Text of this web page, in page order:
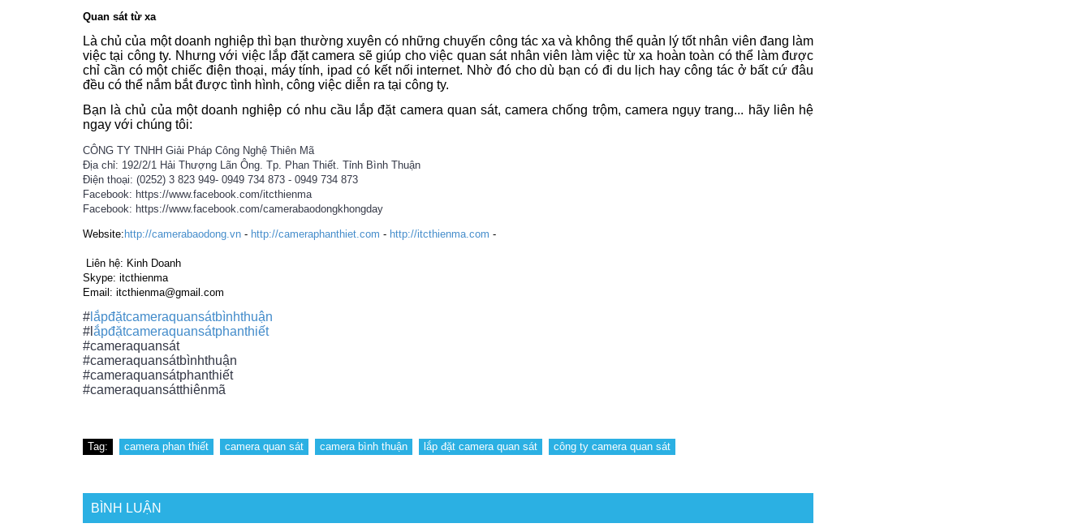
Quan sát từ xa
Là chủ của một doanh nghiệp thì bạn thường xuyên có những chuyến công tác xa và không thể quản lý tốt nhân viên đang làm
việc tại công ty. Nhưng với việc lắp đặt camera sẽ giúp cho việc quan sát nhân viên làm việc từ xa hoàn toàn có thể làm được
chỉ cần có một chiếc điện thoại, máy tính, ipad có kết nối internet. Nhờ đó cho dù bạn có đi du lịch hay công tác ở bất cứ đâu
đều có thể nắm bắt được tình hình, công việc diễn ra tại công ty.
Bạn là chủ của một doanh nghiệp có nhu cầu lắp đặt camera quan sát, camera chống trộm, camera ngụy trang... hãy liên hệ
ngay với chúng tôi:
CÔNG TY TNHH Giải Pháp Công Nghệ Thiên Mã
Địa chỉ: 192/2/1 Hải Thượng Lãn Ông. Tp. Phan Thiết. Tỉnh Bình Thuận
Điện thoại: (0252) 3 823 949- 0949 734 873 - 0949 734 873
Facebook: https://www.facebook.com/itcthienma
Facebook: https://www.facebook.com/camerabaodongkhongday
Website: http://camerabaodong.vn - http://cameraphanthiet.com - http://itcthienma.com -
Liên hệ: Kinh Doanh
Skype: itcthienma
Email: itcthienma@gmail.com
# lắpđặtcameraquansátbìnhthuận
#l ắpđặtcameraquansátphanthiết
#cameraquansát
#cameraquansátbìnhthuận
#cameraquansátphanthiết
#cameraquansátthiênmã
Tag: camera phan thiết camera quan sát camera bình thuận lắp đặt camera quan sát công ty camera quan sát
BÌNH LUẬN